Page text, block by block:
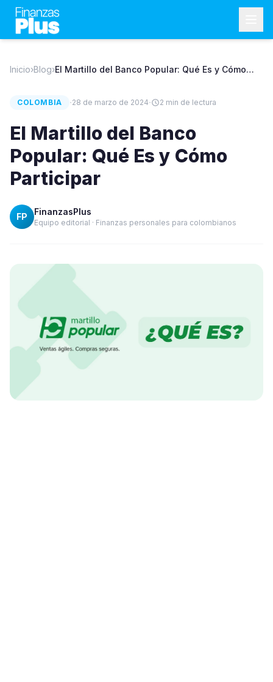
Inicio›Blog›El Martillo del Banco Popular: Qué Es y Cómo
COLOMBIA ·28 de marzo de 2024· 2 min de lectura
El Martillo del Banco
Popular: Qué Es y Cómo
Participar
FP FinanzasPlus
Equipo editorial · Finanzas personales para colombianos